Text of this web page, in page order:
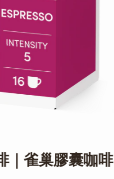
｜雀巢膠囊咖啡